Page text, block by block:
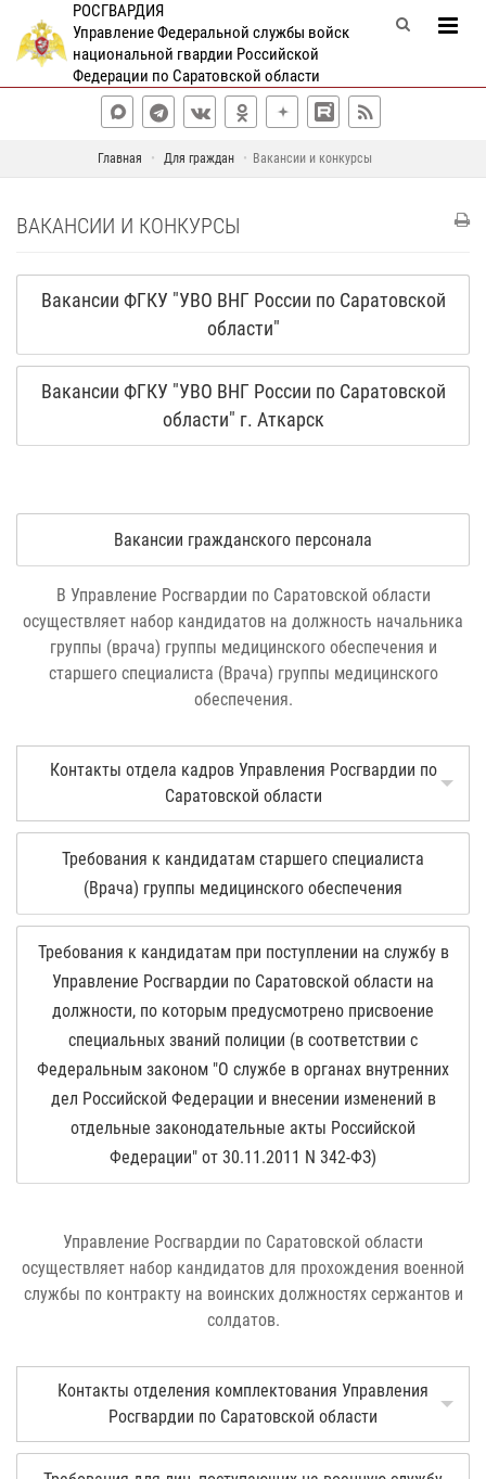
РОСГВАРДИЯ
Управление Федеральной службы войск
национальной гвардии Российской
Федерации по Саратовской области
Главная Для граждан Вакансии и конкурсы
ВАКАНСИИ И КОНКУРСЫ
Вакансии ФГКУ "УВО ВНГ России по Саратовской
области"
Вакансии ФГКУ "УВО ВНГ России по Саратовской
области" г. Аткарск
Вакансии гражданского персонала
В Управление Росгвардии по Саратовской области
осуществляет набор кандидатов на должность начальника
группы (врача) группы медицинского обеспечения и
старшего специалиста (Врача) группы медицинского
обеспечения.
Контакты отдела кадров Управления Росгвардии по
Саратовской области
Требования к кандидатам старшего специалиста
(Врача) группы медицинского обеспечения
Требования к кандидатам при поступлении на службу в
Управление Росгвардии по Саратовской области на
должности, по которым предусмотрено присвоение
специальных званий полиции (в соответствии с
Федеральным законом "О службе в органах внутренних
дел Российской Федерации и внесении изменений в
отдельные законодательные акты Российской
Федерации" от 30.11.2011 N 342-ФЗ)
Управление Росгвардии по Саратовской области
осуществляет набор кандидатов для прохождения военной
службы по контракту на воинских должностях сержантов и
солдатов.
Контакты отделения комплектования Управления
Росгвардии по Саратовской области